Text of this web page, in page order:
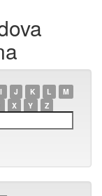
I J K L
M
X Y Z